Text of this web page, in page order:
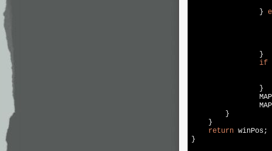
                }
                }
if
                }
        }
    }
return winPos;
}